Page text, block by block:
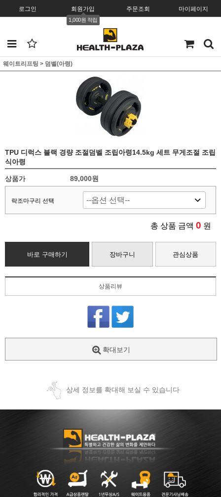
로그인 회원가입
1,000원 적립
주문조회 마이페이지
웨이트리프팅 > 덤벨(아령)
TPU 디럭스 블랙 경량 조절덤벨 조립아령14.5kg 세트 무게조절 조립
식아령
상품가 89,000원
락조마구리 선택
총 상품 금액 0 원
바로 구매하기 장바구니 관심상품
상품리뷰
확대보기
상세 정보를 확대해 보실 수 있습니다